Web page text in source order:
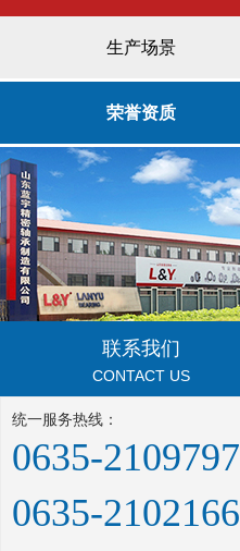
生产场景
荣誉资质
联系我们
CONTACT US
统一服务热线：
0635-2109797
0635-2102166